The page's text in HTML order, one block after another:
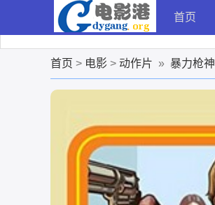
首页
首页 > 电影 > 动作片 » 暴力枪神